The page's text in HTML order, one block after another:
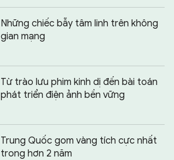
Những chiếc bẫy tâm linh trên không
gian mạng
Từ trào lưu phim kinh dị đến bài toán
phát triển điện ảnh bền vững
Trung Quốc gom vàng tích cực nhất
trong hơn 2 năm